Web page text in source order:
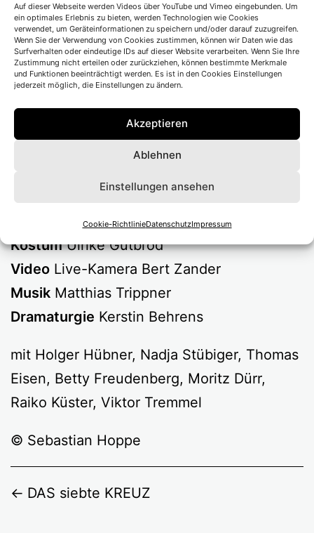
Auf dieser Webseite werden Videos über YouTube und Vimeo eingebunden. Um
ein optimales Erlebnis zu bieten, werden Technologien wie Cookies
verwendet, um Geräteinformationen zu speichern und/oder darauf zuzugreifen.
Wenn Sie der Verwendung von Cookies zustimmen, können wir Daten wie das
Surfverhalten oder eindeutige IDs auf dieser Website verarbeiten. Wenn Sie Ihre
Zustimmung nicht erteilen oder zurückziehen, können bestimmte Merkmale
und Funktionen beeinträchtigt werden. Es ist in den Cookies Einstellungen
jederzeit möglich, die Einstellungen zu ändern.
Akzeptieren
Ablehnen
Einstellungen ansehen
Cookie-RichtlinieDatenschutzImpressum
nach den gleichnamigen Drehbüchern von
Jurek Becker, Bühnenfassung von Kerstin
Behrens und Tom Kühnel
Premiere 08.09.2018
Maria-Alice Bahra
KostümUlrike Gutbrod
Video Live-Kamera Bert Zander
Musik Matthias Trippner
Dramaturgie Kerstin Behrens
mit Holger Hübner, Nadja Stübiger, Thomas
Eisen, Betty Freudenberg, Moritz Dürr,
Raiko Küster, Viktor Tremmel
© Sebastian Hoppe
DAS siebte KREUZ